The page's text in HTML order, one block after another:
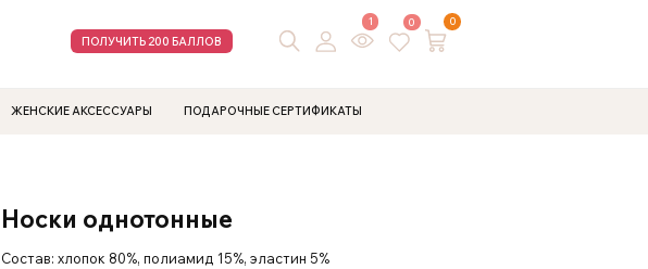
ПОЛУЧИТЬ 200 БАЛЛОВ
1 0 0
ЖЕНСКИЕ АКСЕССУАРЫ ПОДАРОЧНЫЕ СЕРТИФИКАТЫ
Носки однотонные
Состав: хлопок 80%, полиамид 15%, эластин 5%